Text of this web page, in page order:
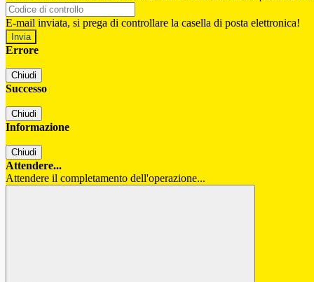
E-mail inviata, si prega di controllare la casella di posta elettronica!
Errore
Chiudi
Successo
Chiudi
Informazione
Chiudi
Attendere...
Attendere il completamento dell'operazione...